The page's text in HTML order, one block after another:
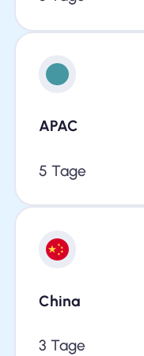
APAC
5 Tage
China
3 Tage